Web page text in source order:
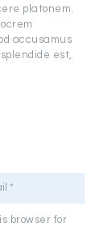
platonem.
accusamus
est,
browser for